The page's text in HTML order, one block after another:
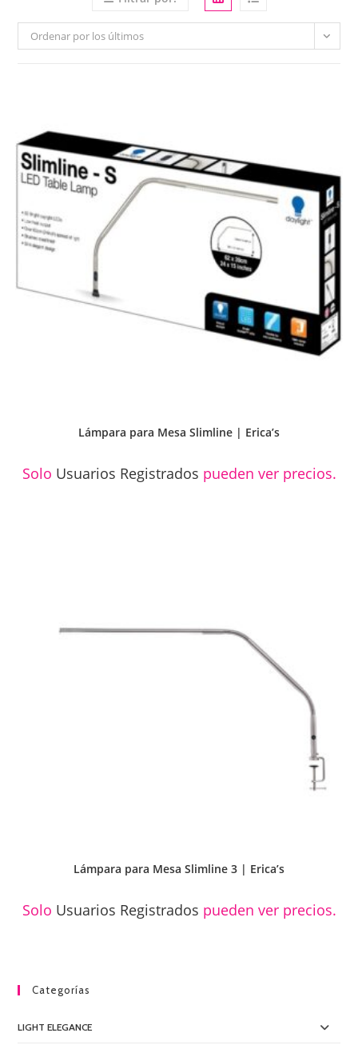
Ordenar por los últimos
Lámpara para Mesa Slimline | Erica’s
Solo Usuarios Registrados pueden ver precios.
Lámpara para Mesa Slimline 3 | Erica’s
Solo Usuarios Registrados pueden ver precios.
Categorías
LIGHT ELEGANCE